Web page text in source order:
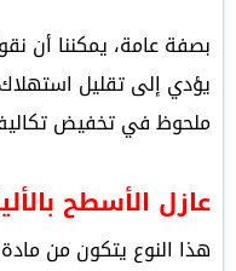
بصفة عامة، يمكننا أن
يؤدي إلى تقليل
ملحوظ في تخفيض
عازل الأسطح
هذا النوع يتكون من